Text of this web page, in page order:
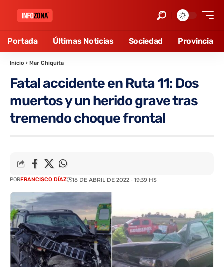
Portada Últimas Noticias Sociedad Provincia
Inicio › Mar Chiquita
Fatal accidente en Ruta 11: Dos
muertos y un herido grave tras
tremendo choque frontal
PORFRANCISCO DÍAZ 18 DE ABRIL DE 2022 - 19:39 HS